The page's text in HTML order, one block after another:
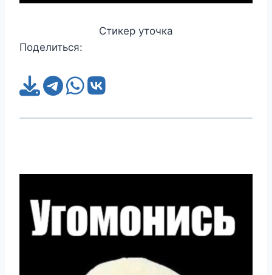
Стикер уточка
Поделиться: